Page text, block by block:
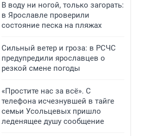
В воду ни ногой, только загорать:
в Ярославле проверили
состояние песка на пляжах
Сильный ветер и гроза: в РСЧС
предупредили ярославцев о
резкой смене погоды
«Простите нас за всё». С
телефона исчезнувшей в тайге
семьи Усольцевых пришло
леденящее душу сообщение